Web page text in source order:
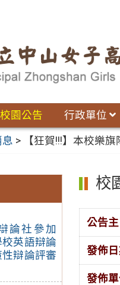
校園公告 行政單位
息 > 【狂賀!!!】本校樂
論社參加
校英語辯論
辯論評審
校
公告
發佈日
發佈